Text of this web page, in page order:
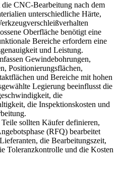
CNC-Bearbeitung nach dem
unterschiedliche Härte,
Oberfläche benötigt eine
Bereiche erfordern eine
und Leistung.
Gewindebohrungen,
Positionierungsflächen,
und Bereiche mit hohen
Legierung beeinflusst die
die
die Inspektionskosten und
Teile sollten Käufer definieren,
(RFQ) bearbeitet
die Bearbeitungszeit,
Toleranzkontrolle und die Kosten